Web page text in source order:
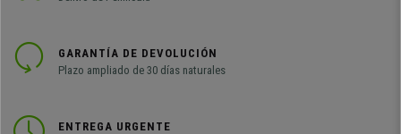
GARANTÍA DE DEVOLUCIÓN
Plazo ampliado de 30 días naturales
ENTREGA URGENTE